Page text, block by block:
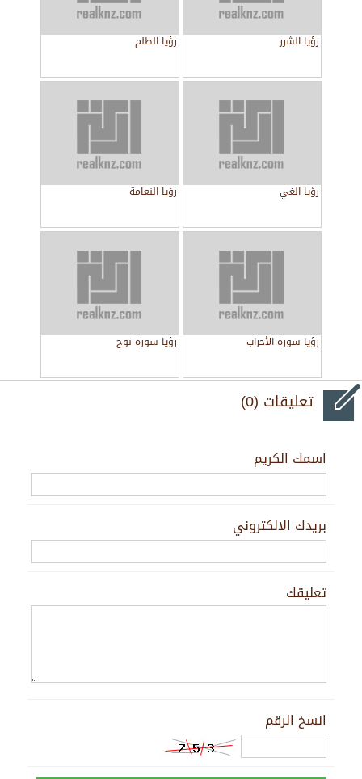
رؤيا الشرر رؤيا الظلم
رؤيا الغي رؤيا النعامة
رؤيا سورة الأحزاب رؤيا سورة نوح
تعليقات (0)
اسمك الكريم
بريدك الالكتروني
تعليقك
انسخ الرقم